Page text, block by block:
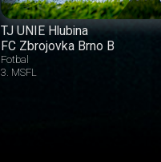
TJ UNIE Hlubina
FC Zbrojovka Brno B
Fotbal
3. MSFL